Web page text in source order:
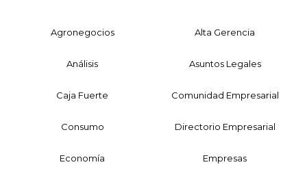
Agronegocios Alta Gerencia
Análisis Asuntos Legales
Caja Fuerte Comunidad Empresarial
Consumo Directorio Empresarial
Economía Empresas